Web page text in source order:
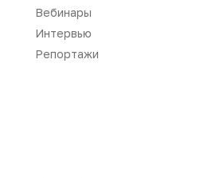
Вебинары
Интервью
Репортажи